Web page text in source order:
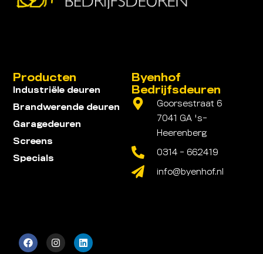
Byenhof
Bedrijfsdeuren
Goorsestraat 6
7041 GA 's-
Heerenberg
0314 - 662419
info@byenhof.nl
Producten
Industriële deuren
Brandwerende deuren
Garagedeuren
Screens
Specials